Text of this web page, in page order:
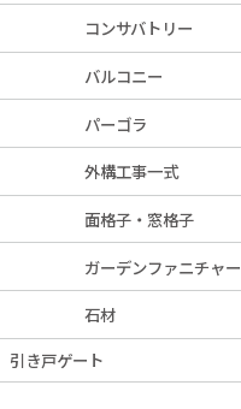
コンサバトリー
バルコニー
パーゴラ
外構工事一式
面格子・窓格子
ガーデンファニチャー
石材
引き戸ゲート